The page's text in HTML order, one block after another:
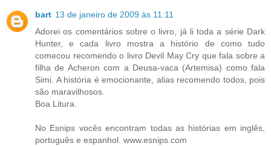
bart 13 de janeiro de 2009 às 11:11
Adorei os comentários sobre o livro, já li toda a série Dark
Hunter, e cada livro mostra a histório de como tudo
comecou recomendo o livro Devil May Cry que fala sobre a
filha de Acheron com a Deusa-vaca (Artemisa) como fala
Simi. A história é emocionante, alias recomendo todos, pois
são maravilhosos.
Boa Litura.
No Esnips vocês encontram todas as histórias em inglês,
português e espanhol. www.esnips.com